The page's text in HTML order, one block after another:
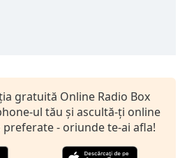
gratuită Online Radio Box
ul tău și ascultă-ți online
- oriunde te-ai afla!